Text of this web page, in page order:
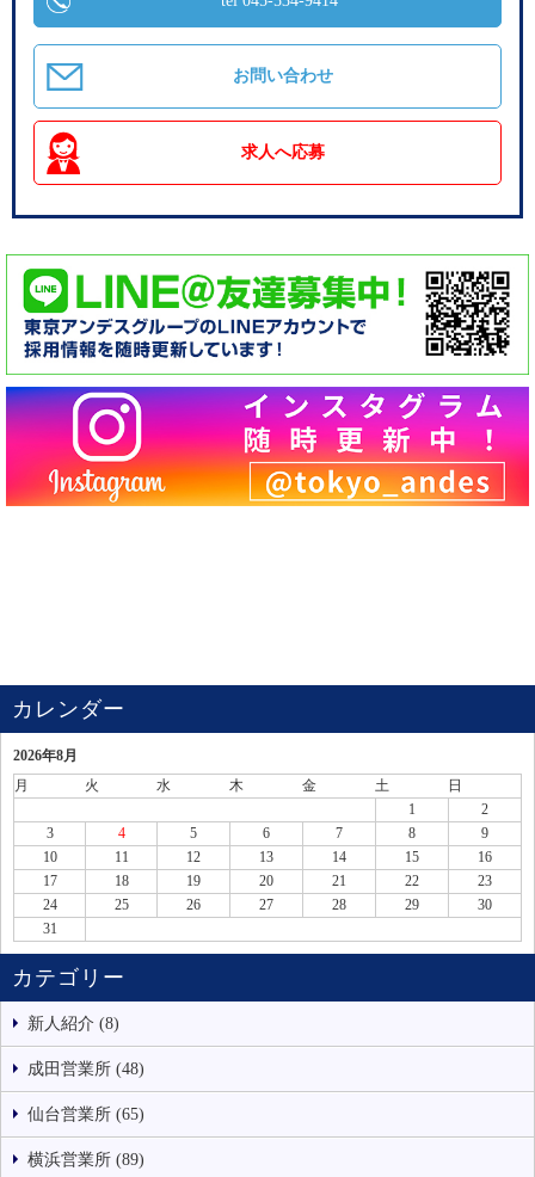
お問い合わせ
求人へ応募
カレンダー
2026年8月
月
火 水 木 金 土
日
1
2
3
4 5 6 7 8
9
10
11 12 13 14 15
16
17
18 19 20 21 22
23
24
25 26 27 28 29
30
31
カテゴリー
新人紹介 (8)
成田営業所 (48)
仙台営業所 (65)
横浜営業所 (89)